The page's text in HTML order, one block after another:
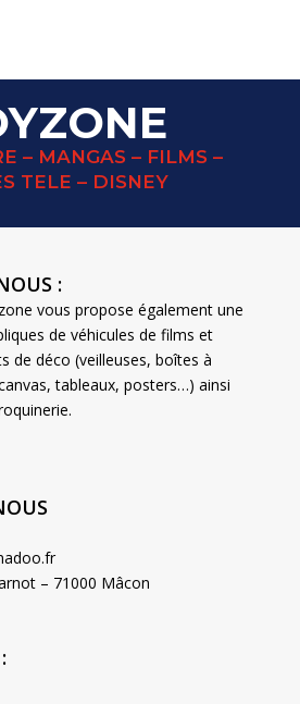
– MANGAS – FILMS –
TELE – DISNEY
:
vous propose également une
de véhicules de films et
de déco (veilleuses, boîtes à
tableaux, posters…) ainsi
– 71000 Mâcon